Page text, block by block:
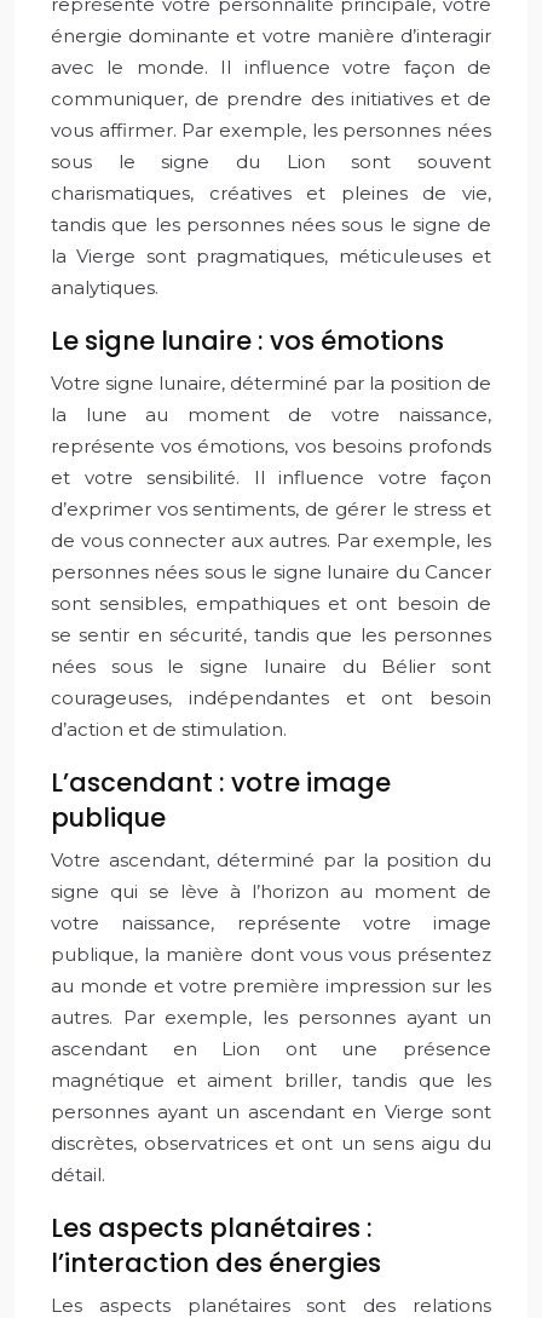
énergie dominante et votre manière d’interagir
avec le monde. Il influence votre façon de
communiquer, de prendre des initiatives et de
vous affirmer. Par exemple, les personnes nées
sous le signe du Lion sont souvent
charismatiques, créatives et pleines de vie,
tandis que les personnes nées sous le signe de
la Vierge sont pragmatiques, méticuleuses et
analytiques.
Le signe lunaire : vos émotions
Votre signe lunaire, déterminé par la position de
la lune au moment de votre naissance,
représente vos émotions, vos besoins profonds
et votre sensibilité. Il influence votre façon
d’exprimer vos sentiments, de gérer le stress et
de vous connecter aux autres. Par exemple, les
personnes nées sous le signe lunaire du Cancer
sont sensibles, empathiques et ont besoin de
se sentir en sécurité, tandis que les personnes
nées sous le signe lunaire du Bélier sont
courageuses, indépendantes et ont besoin
d’action et de stimulation.
L’ascendant : votre image
publique
Votre ascendant, déterminé par la position du
signe qui se lève à l’horizon au moment de
votre naissance, représente votre image
publique, la manière dont vous vous présentez
au monde et votre première impression sur les
autres. Par exemple, les personnes ayant un
ascendant en Lion ont une présence
magnétique et aiment briller, tandis que les
personnes ayant un ascendant en Vierge sont
discrètes, observatrices et ont un sens aigu du
détail.
Les aspects planétaires :
l’interaction des énergies
Les aspects planétaires sont des relations